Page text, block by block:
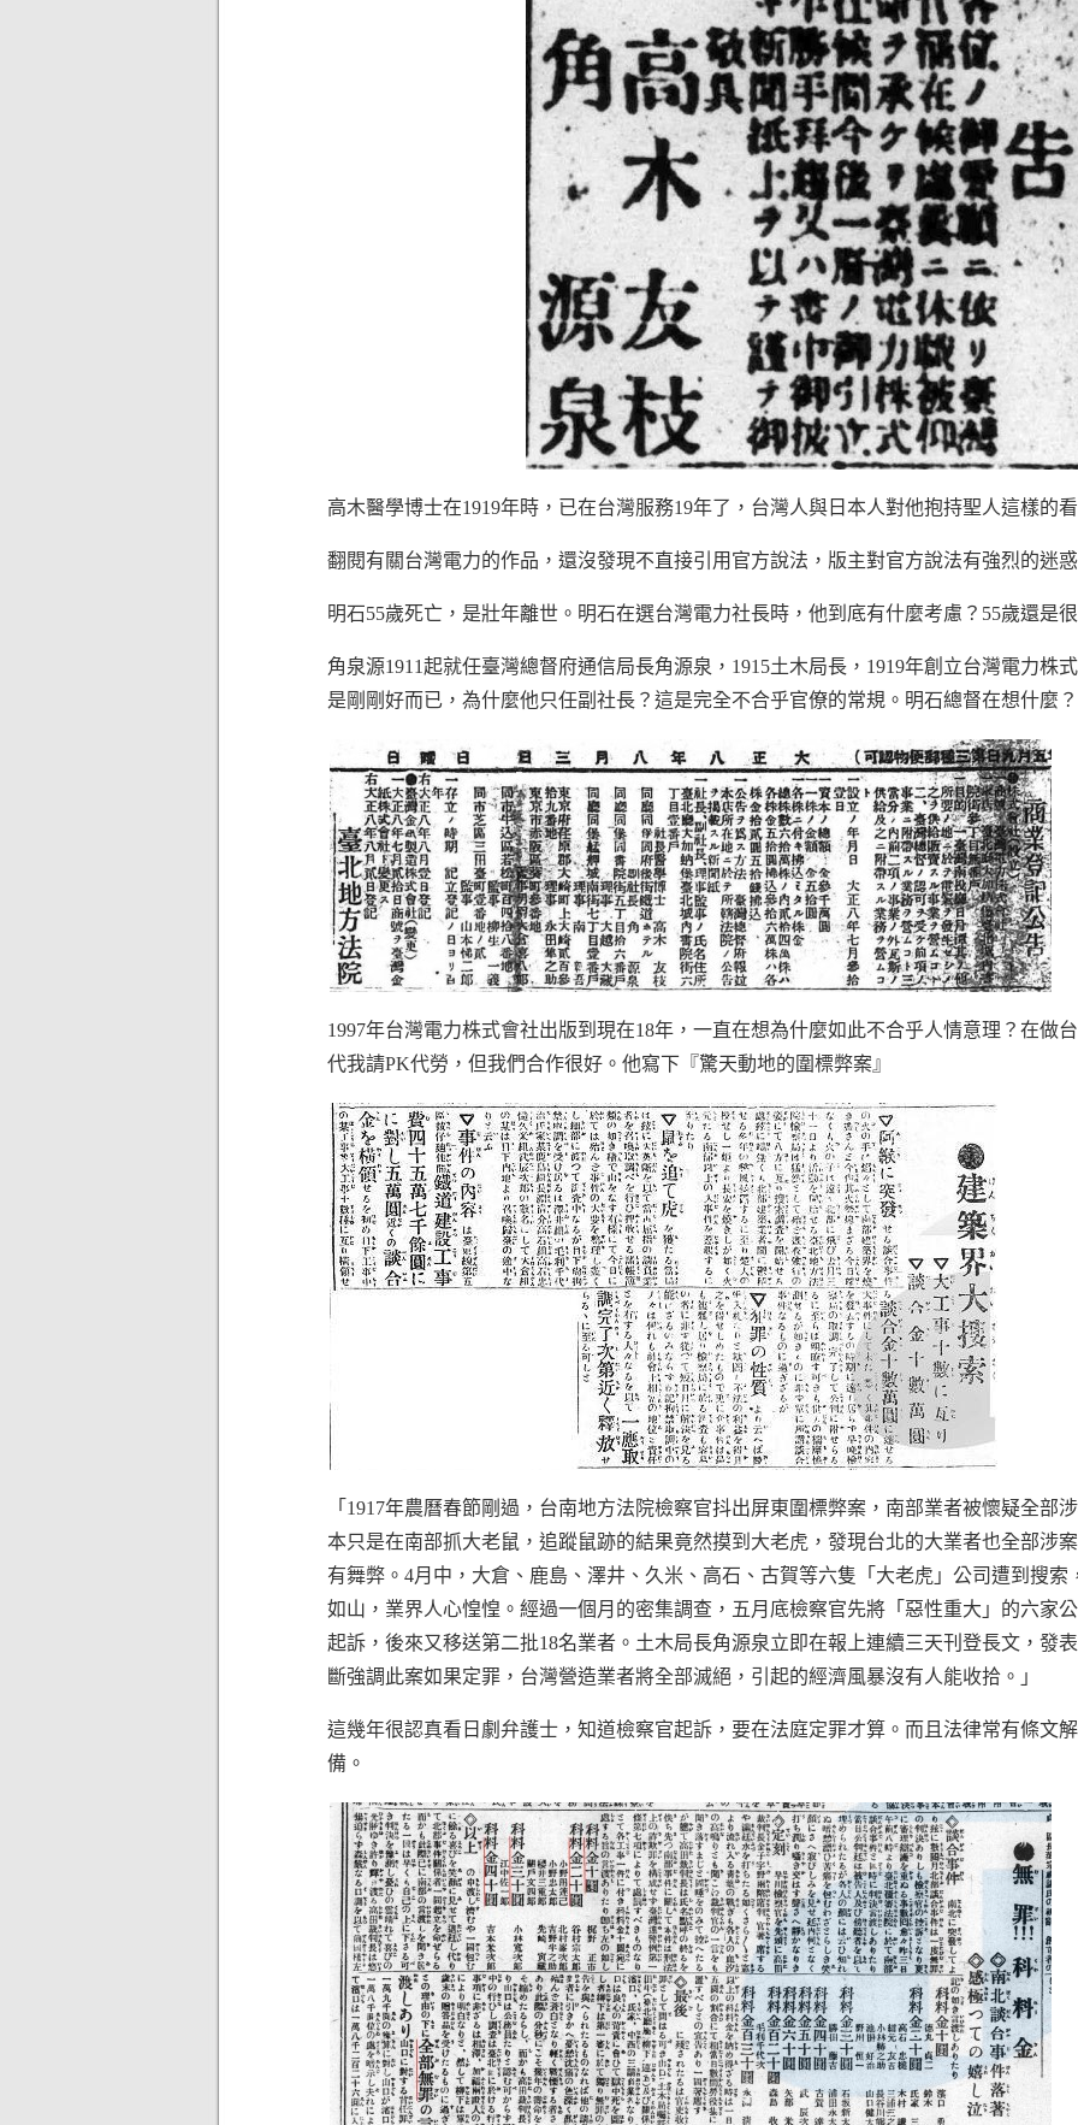
高木醫學博士在1919年時，已在台灣服務19年了，台灣人與日本人對他抱持聖人這樣的看
翻閱有關台灣電力的作品，還沒發現不直接引用官方說法，版主對官方說法有強烈的迷
明石55歲死亡，是壯年離世。明石在選台灣電力社長時，他到底有什麼考慮？55歲還是
角泉源1911起就任臺灣總督府通信局長角源泉，1915土木局長，1919年創立台灣電力株
是剛剛好而已，為什麼他只任副社長？這是完全不合乎官僚的常規。明石總督在想什麼？
1997年台灣電力株式會社出版到現在18年，一直在想為什麼如此不合乎人情意理？在做
代我請PK代勞，但我們合作很好。他寫下『驚天動地的圍標弊案』
「1917年農曆春節剛過，台南地方法院檢察官抖出屏東圍標弊案，南部業者被懷疑全部
本只是在南部抓大老鼠，追蹤鼠跡的結果竟然摸到大老虎，發現台北的大業者也全部涉
有舞弊。4月中，大倉、鹿島、澤井、久米、高石、古賀等六隻「大老虎」公司遭到搜索
如山，業界人心惶惶。經過一個月的密集調查，五月底檢察官先將「惡性重大」的六家
起訴，後來又移送第二批18名業者。土木局長角源泉立即在報上連續三天刊登長文，發
斷強調此案如果定罪，台灣營造業者將全部滅絕，引起的經濟風暴沒有人能收拾。」
這幾年很認真看日劇弁護士，知道檢察官起訴，要在法庭定罪才算。而且法律常有條文
備。